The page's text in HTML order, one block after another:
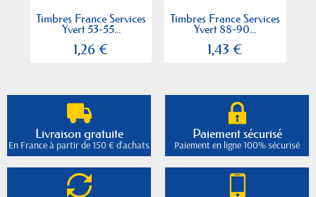
Timbres France Services
Yvert 53-55...
1,26 €
Timbres France Services
Yvert 88-90...
1,43 €
Livraison gratuite
En France à partir de 150 € d'achats
Paiement sécurisé
Paiement en ligne 100% sécurisé